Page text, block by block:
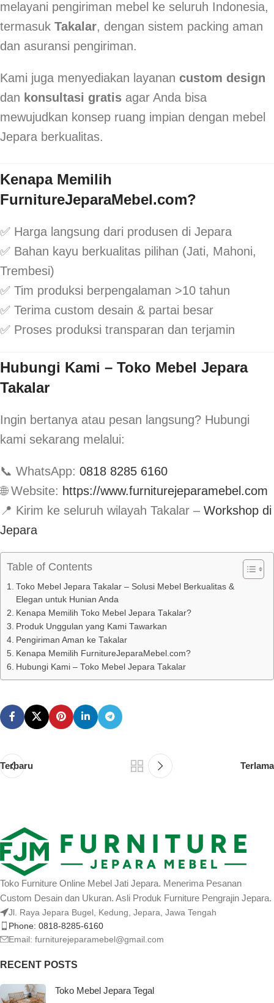
melayani pengiriman mebel ke seluruh Indonesia,
termasuk Takalar, dengan sistem packing aman
dan asuransi pengiriman.
Kami juga menyediakan layanan custom design
dan konsultasi gratis agar Anda bisa
mewujudkan konsep ruang impian dengan mebel
Jepara berkualitas.
Kenapa Memilih
FurnitureJeparaMebel.com?
✅ Harga langsung dari produsen di Jepara
✅ Bahan kayu berkualitas pilihan (Jati, Mahoni,
Trembesi)
✅ Tim produksi berpengalaman >10 tahun
✅ Terima custom desain & partai besar
✅ Proses produksi transparan dan terjamin
Hubungi Kami – Toko Mebel Jepara
Takalar
Ingin bertanya atau pesan langsung? Hubungi
kami sekarang melalui:
📞 WhatsApp: 0818 8285 6160
🌐 Website: https://www.furniturejeparamebel.com
📍 Kirim ke seluruh wilayah Takalar – Workshop di
Jepara
Table of Contents
Toko Mebel Jepara Takalar – Solusi Mebel Berkualitas &
Elegan untuk Hunian Anda
Kenapa Memilih Toko Mebel Jepara Takalar?
Produk Unggulan yang Kami Tawarkan
Pengiriman Aman ke Takalar
Kenapa Memilih FurnitureJeparaMebel.com?
Hubungi Kami – Toko Mebel Jepara Takalar
Terbaru Terlama
Toko Furniture Online Mebel Jati Jepara. Menerima Pesanan
Custom Desain dan Ukuran. Asli Produk Furniture Pengrajin Jepara.
Jl. Raya Jepara Bugel, Kedung, Jepara, Jawa Tengah
Phone: 0818-8285-6160
Email: furniturejeparamebel@gmail.com
RECENT POSTS
Toko Mebel Jepara Tegal